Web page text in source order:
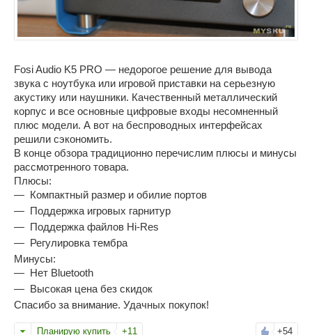
Fosi Audio K5 PRO — недорогое решение для вывода
звука с ноутбука или игровой приставки на серьезную
акустику или наушники. Качественный металлический
корпус и все основные цифровые входы несомненный
плюс модели. А вот на беспроводных интерфейсах
решили сэкономить.
В конце обзора традиционно перечислим плюсы и минусы
рассмотренного товара.
Плюсы:
Компактный размер и обилие портов
Поддержка игровых гарнитур
Поддержка файлов Hi-Res
Регулировка тембра
Минусы:
Нет Bluetooth
Высокая цена без скидок
Спасибо за внимание. Удачных покупок!
Планирую купить +11 +54